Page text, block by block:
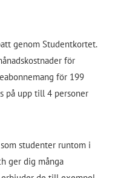
genom Studentkortet.
för
för 199
på upp till 4 personer
studenter runtom i
ger dig många